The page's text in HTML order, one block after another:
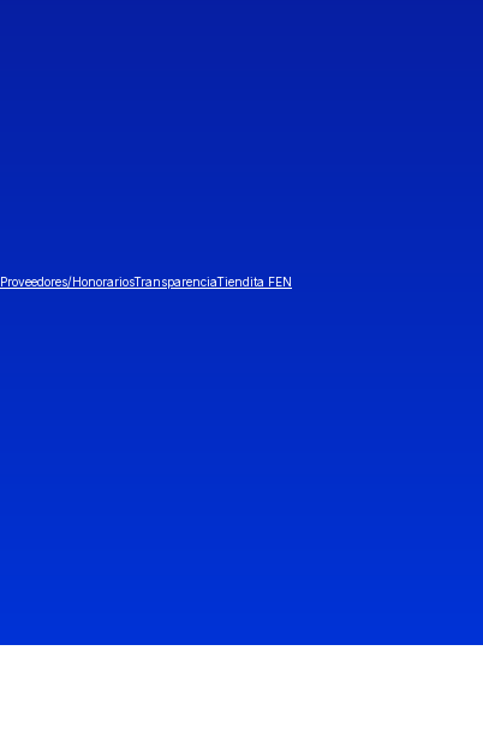
Proveedores/HonorariosTransparenciaTiendita FEN